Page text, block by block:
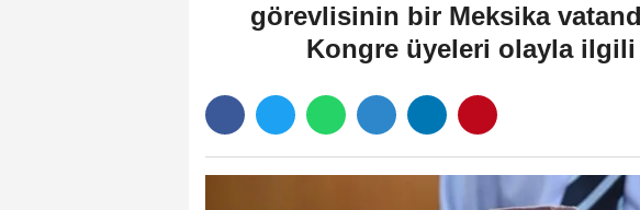
görevlisinin bir Meksika
Kongre üyeleri olayla ilgili